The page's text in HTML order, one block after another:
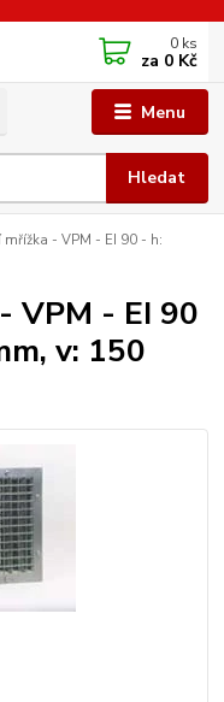
Menu
Hledat
0 ks
za 0 Kč
mřížka - VPM - EI 90 - h:
VPM - EI 90
v: 150